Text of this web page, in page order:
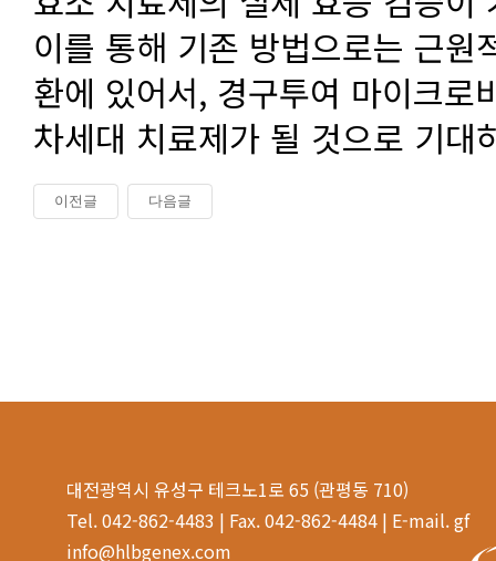
이를 통해 기존 방법으로는 근원
환에 있어서, 경구투여 마이크로
차세대 치료제가 될 것으로 기대
이전글 다음글
대전광역시 유성구 테크노1로 65 (관평동 710)
Tel. 042-862-4483 | Fax. 042-862-4484 | E-mail. gf
info@hlbgenex.com